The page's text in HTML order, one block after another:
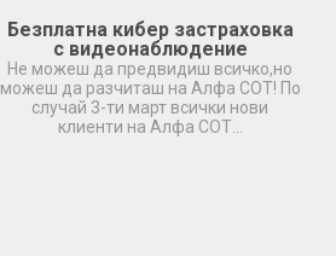
Безплатна кибер застраховка
с видеонаблюдение
Не можеш да предвидиш всичко,но
можеш да разчиташ на Алфа СОТ! По
случай 3-ти март всички нови
клиенти на Алфа СОТ…